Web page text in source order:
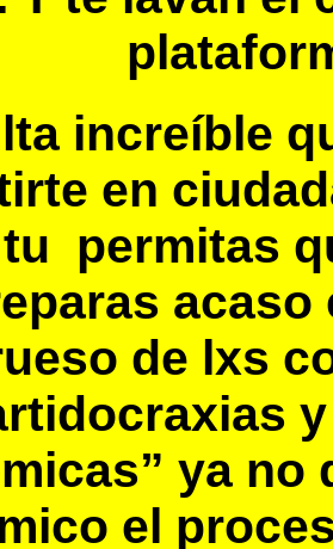
increíble
en
permitas
de lxs
ya no
el